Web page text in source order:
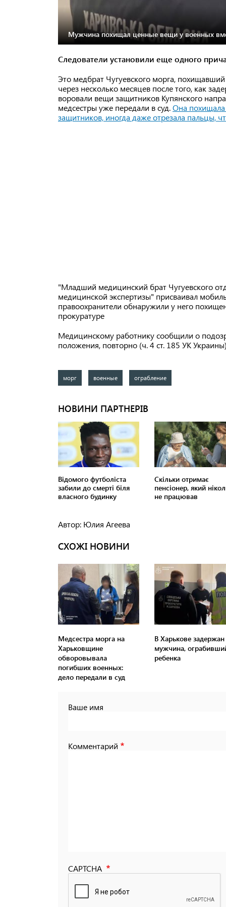
Мужчина похищал ценные вещи у военных
Следователи установили еще одного
Это медбрат Чугуевского морга,
через несколько месяцев после того, как
воровали вещи защитников Купянского
медсестры уже передали в суд.Она похищала
защитников, иногда даже отрезала пальцы,
"Младший медицинский брат Чугуевского
медицинской экспертизы" присваивал
правоохранители обнаружили у него
прокуратуре
Медицинскому работнику сообщили о
положения, повторно (ч. 4 ст. 185 УК
морг военные ограбление
Автор: Юлия Агеева
СХОЖІ НОВИНИ
Медсестра морга на
Харьковщине
обворовывала
погибших военных:
дело передали в суд
В Харькове задержан
мужчина,
ребенка
Ваше имя
Комментарий
CAPTCHA